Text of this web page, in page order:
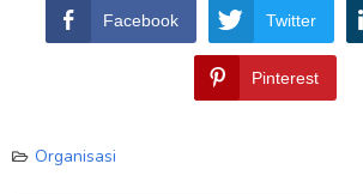
Facebook Twitter
Pinterest
Organisasi